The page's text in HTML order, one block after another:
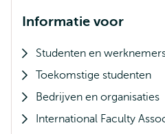
Informatie voor
Studenten en
Opent
extern
Toekomstige studenten
Bedrijven en organisaties
International Faculty
Opent